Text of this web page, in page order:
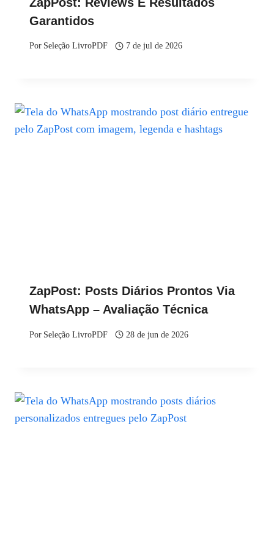
Garantidos
Por Seleção LivroPDF 7 de jul de 2026
ZapPost: Posts Diários Prontos Via
WhatsApp – Avaliação Técnica
Por Seleção LivroPDF 28 de jun de 2026